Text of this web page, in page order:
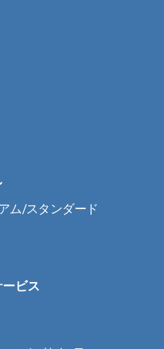
ム/スタンダード
ビス